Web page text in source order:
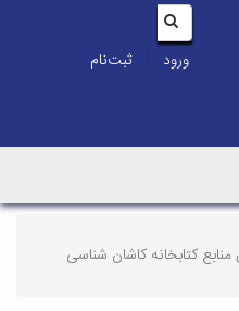
ورود | ثبت‌نام
کتابخانه کاشان شناسی